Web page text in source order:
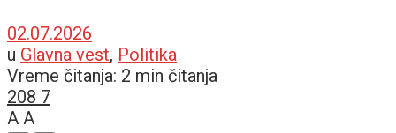
02.07.2026
u Glavna vest, Politika
Vreme čitanja: 2 min čitanja
208 7
A A